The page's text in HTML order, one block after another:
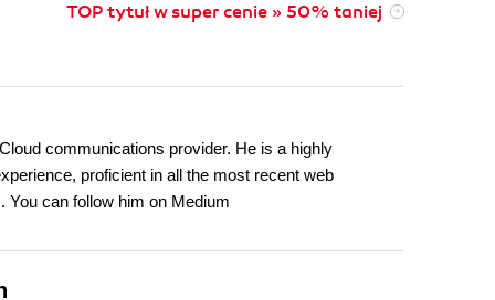
TOP tytuł w super cenie » 50% taniej
communications provider. He is a highly
proficient in all the most recent web
You can follow him on Medium